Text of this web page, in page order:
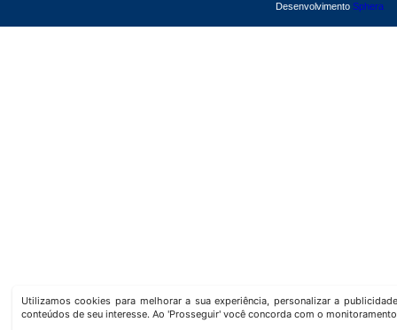
Utilizamos cookies para melhorar a sua experiência, personalizar a
conteúdos de seu interesse. Ao 'Prosseguir' você concorda com o
Desenvolvimento Sphera